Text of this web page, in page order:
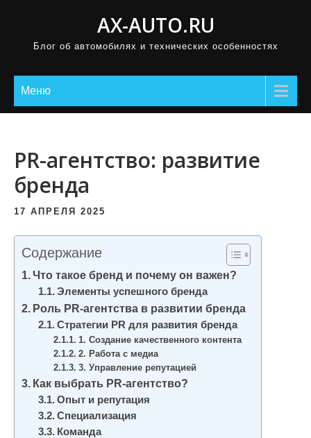
AX-AUTO.RU
Блог об автомобилях и технических особенностях
Меню
PR-агентство: развитие
бренда
17 АПРЕЛЯ 2025
Содержание
Что такое бренд и почему он важен?
Элементы успешного бренда
Роль PR-агентства в развитии бренда
Стратегии PR для развития бренда
1. Создание качественного контента
2. Работа с медиа
3. Управление репутацией
Как выбрать PR-агентство?
Опыт и репутация
Специализация
Команда